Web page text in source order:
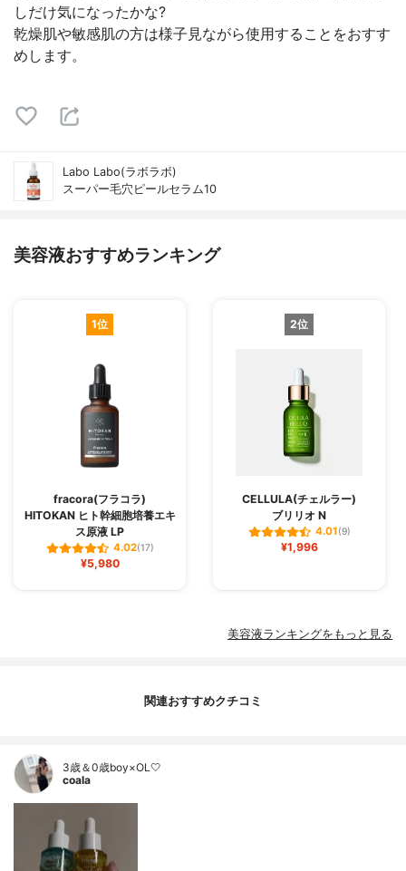
しだけ気になったかな?
乾燥肌や敏感肌の方は様子見ながら使用することをおすす
めします。
Labo Labo(ラボラボ)
スーパー毛穴ピールセラム10
美容液おすすめランキング
1位
fracora(フラコラ)
HITOKAN ヒト幹細胞培養エキ
ス原液 LP
4.02(17)
¥5,980
2位
CELLULA(チェルラー)
ブリリオ N
4.01(9)
¥1,996
美容液ランキングをもっと見る
関連おすすめクチコミ
3歳＆0歳boy×OL🤍
coala